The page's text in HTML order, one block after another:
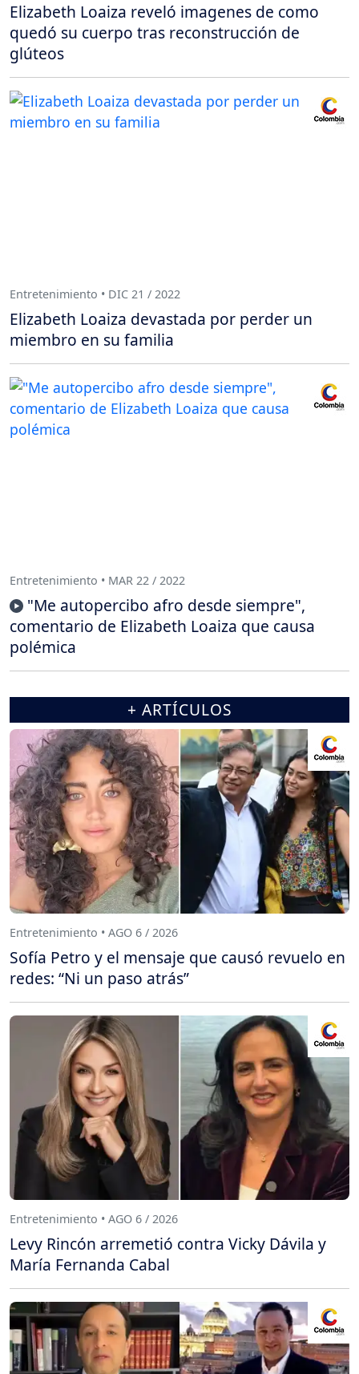
Elizabeth Loaiza reveló imagenes de como
quedó su cuerpo tras reconstrucción de
glúteos
Entretenimiento • DIC 21 / 2022
Elizabeth Loaiza devastada por perder un
miembro en su familia
Entretenimiento • MAR 22 / 2022
"Me autopercibo afro desde siempre",
comentario de Elizabeth Loaiza que causa
polémica
+ ARTÍCULOS
Entretenimiento • AGO 6 / 2026
Sofía Petro y el mensaje que causó revuelo en
redes: “Ni un paso atrás”
Entretenimiento • AGO 6 / 2026
Levy Rincón arremetió contra Vicky Dávila y
María Fernanda Cabal